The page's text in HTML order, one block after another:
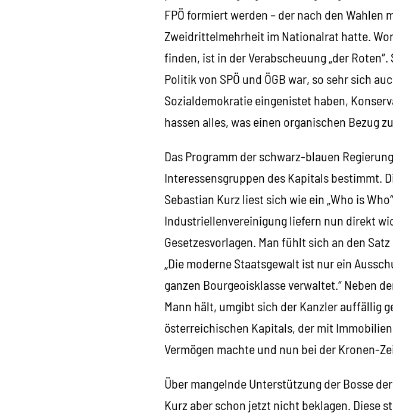
FPÖ formiert werden – der nach den Wahlen
Zweidrittelmehrheit im Nationalrat hatte.
finden, ist in der Verabscheuung „der
Politik von SPÖ und ÖGB war, so sehr sich
Sozialdemokratie eingenistet haben,
hassen alles, was einen organischen Bezug
Das Programm der schwarz-blauen
Interessensgruppen des Kapitals bestimmt.
Sebastian Kurz liest sich wie ein „Who is
Industriellenvereinigung liefern nun direkt
Gesetzesvorlagen. Man fühlt sich an den
„Die moderne Staatsgewalt ist nur ein
ganzen Bourgeoisklasse verwaltet.“ Neben
Mann hält, umgibt sich der Kanzler auffällig
österreichischen Kapitals, der mit
Vermögen machte und nun bei der Kronen-
Über mangelnde Unterstützung der Bosse
Kurz aber schon jetzt nicht beklagen. Diese